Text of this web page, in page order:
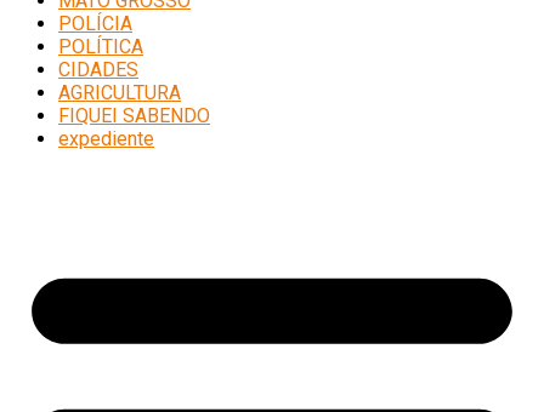
POLÍCIA
POLÍTICA
CIDADES
AGRICULTURA
FIQUEI SABENDO
expediente